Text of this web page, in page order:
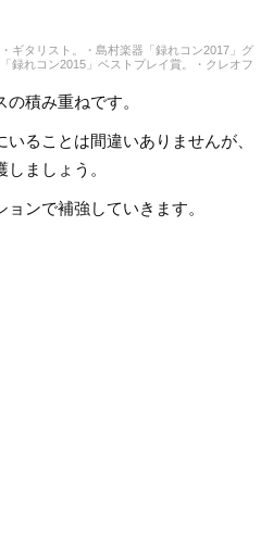
ギタリスト。・島村楽器「録れコン2017」グ
録れコン2015」ベストプレイ賞。・クレオフ
積み重ねです。
ることは間違いありませんが、
ましょう。
ンで補強していきます。